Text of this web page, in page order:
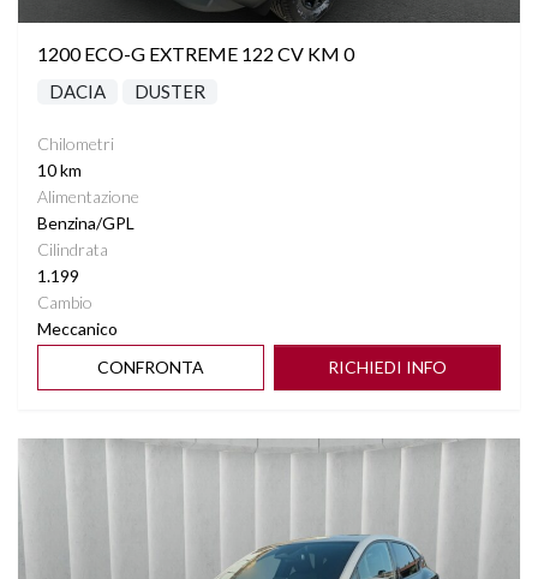
1200 ECO-G EXTREME 122 CV KM 0
DACIA DUSTER
Chilometri
10 km
Alimentazione
Benzina/GPL
Cilindrata
1.199
Cambio
Meccanico
CONFRONTA
RICHIEDI INFO
Vedi dettagli